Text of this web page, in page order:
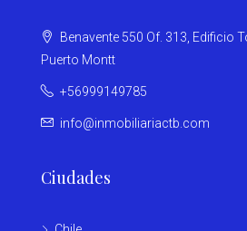
Benavente 550 Of. 313, Edificio
Puerto Montt
+56999149785
info@inmobiliariactb.com
Ciudades